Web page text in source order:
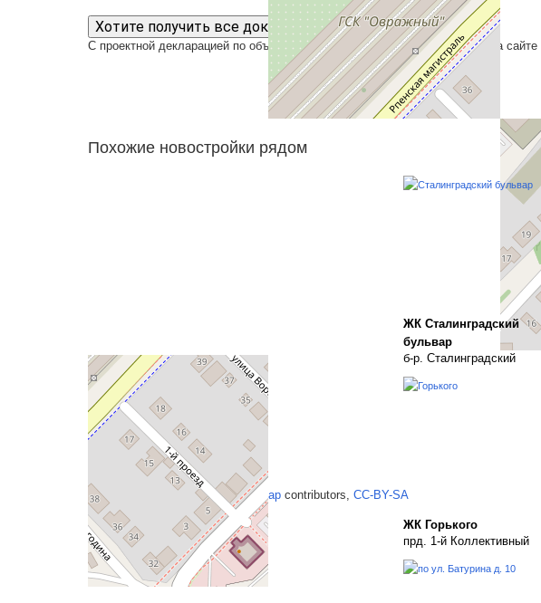
Leaflet
| Map data ©OpenStreetMap contributors, CC-BY-SA
Хотите получить все документы сразу?
С проектной декларацией по объектам СТС-инвест можно ознакомиться на сайте
Похожие новостройки рядом
ЖК Сталинградский
бульвар
б-р. Сталинградский
ЖК Горького
прд. 1-й Коллективный